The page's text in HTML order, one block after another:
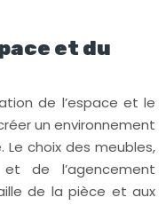
et du
de l’espace et le
un environnement
choix des meubles,
de l’agencement
de la pièce et aux